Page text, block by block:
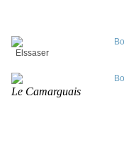
Elssaser
Le Camarguais